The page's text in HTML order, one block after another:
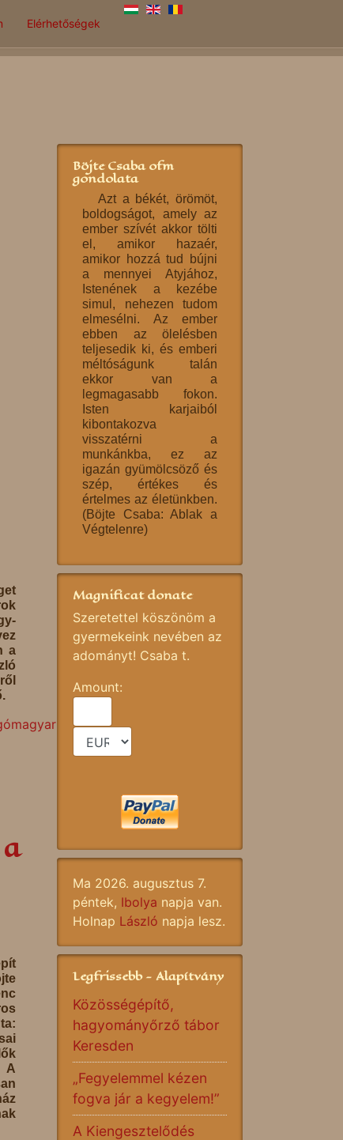
Elérhetőségek
a
középiskoláért
A
Böjte Csaba ofm
gondolata
Azt a békét, örömöt,
boldogságot, amely az
ember szívét akkor tölti
el, amikor hazaér,
amikor hozzá tud bújni
a mennyei Atyjához,
Istenének a kezébe
simul, nehezen tudom
elmesélni. Az ember
ebben az ölelésben
teljesedik ki, és emberi
méltóságunk talán
ekkor van a
legmagasabb fokon.
Isten karjaiból
kibontakozva
visszatérni a
munkánkba, ez az
igazán gyümölcsöző és
szép, értékes és
értelmes az életünkben.
(Böjte Csaba: Ablak a
Végtelenre)
Magnificat donate
Szeretettel köszönöm a
gyermekeink nevében az
adományt! Csaba t.
Amount:
Ma 2026. augusztus 7.
péntek, Ibolya napja van.
Holnap László napja lesz.
Legfrissebb - Alapítvány
Közösségépítő,
hagyományőrző tábor
Keresden
„Fegyelemmel kézen
fogva jár a kegyelem!”
A Kiengesztelődés